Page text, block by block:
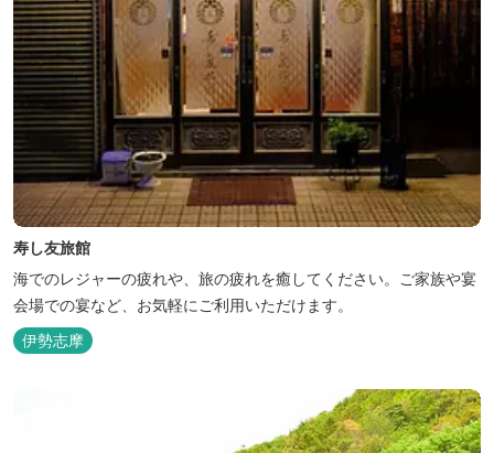
寿し友旅館
海でのレジャーの疲れや、旅の疲れを癒してください。ご家族や宴
会場での宴など、お気軽にご利用いただけます。
伊勢志摩